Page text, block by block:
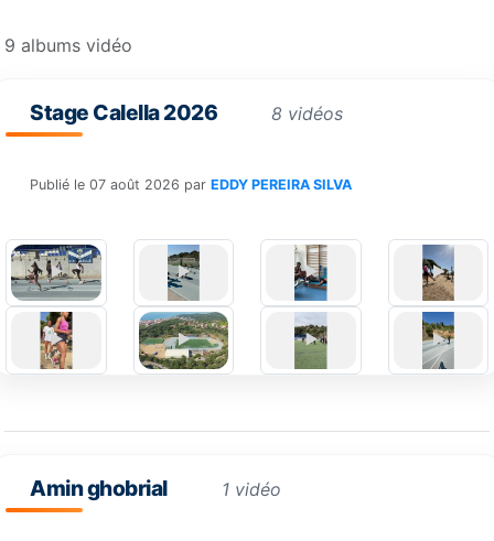
9 albums vidéo
Stage Calella 2026 8 vidéos
Publié le 07 août 2026 par EDDY PEREIRA SILVA
Amin ghobrial 1 vidéo